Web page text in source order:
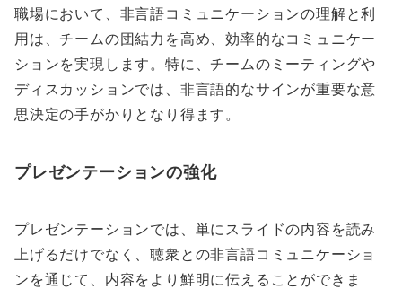
職場において、非言語コミュニケーションの理解と利
用は、チームの団結力を高め、効率的なコミュニケー
ションを実現します。特に、チームのミーティングや
ディスカッションでは、非言語的なサインが重要な意
思決定の手がかりとなり得ます。
プレゼンテーションの強化
プレゼンテーションでは、単にスライドの内容を読み
上げるだけでなく、聴衆との非言語コミュニケーショ
ンを通じて、内容をより鮮明に伝えることができま